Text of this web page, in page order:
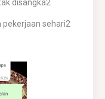
disangka2
pekerjaan sehari2